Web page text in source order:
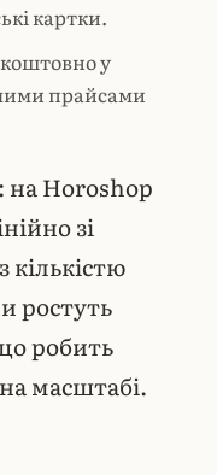
картки.
у
прайсами
на Horoshop
зі
кількістю
ростуть
робить
масштабі.